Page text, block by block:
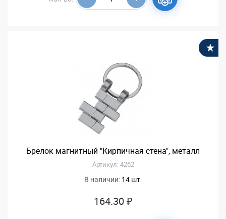
Брелок магнитный "Кирпичная стена", металл
Артикул: 4262
В наличии: 14 шт.
164.30 ₽